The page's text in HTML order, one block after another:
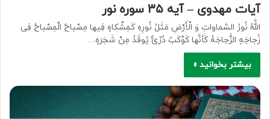
آیات مهدوی – آیه ۳۵ سوره نور
اللَّهُ نُورُ السَّماواتِ وَ الْأَرْضِ مَثَلُ نُورِهِ کَمِشْکاهٍ فِیها مِصْباحٌ الْمِصْباحُ فِی
زُجاجَهٍ الزُّجاجَهُ کَأَنَّها کَوْکَبٌ دُرِّیٌّ یُوقَدُ مِنْ شَجَرَهٍ…
بیشتر بخوانید »